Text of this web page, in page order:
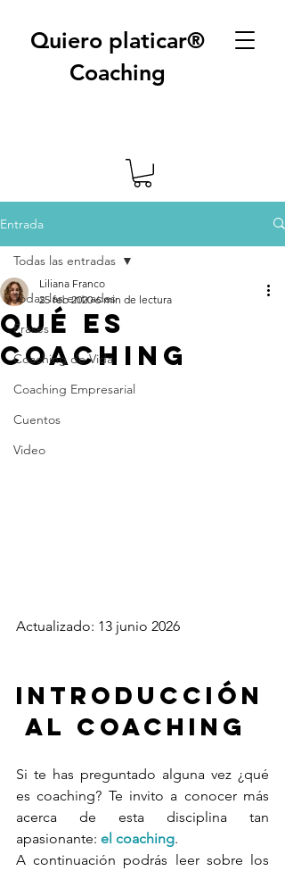
Quiero platicar®
Coaching
Entrada
Todas las entradas
Frases
Coaching de Vida
Coaching Empresarial
Cuentos
Video
Todas las entradas
Qué es
coaching
Liliana Franco
25 feb 2020 6 min de lectura
Actualizado: 13 junio 2026
Introducción
al coaching
Si te has preguntado alguna vez ¿qué
es coaching? Te invito a conocer más
acerca de esta disciplina tan
apasionante: el coaching.
A continuación podrás leer sobre los